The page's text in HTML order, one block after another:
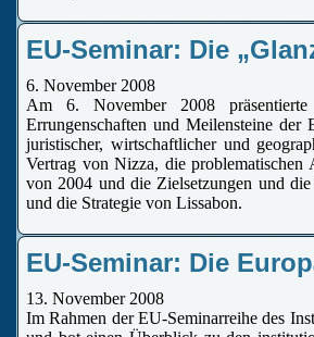
EU-Seminar: Die
6. November 2008
Am 6. November 2008
Errungenschaften und Meilensteine
juristischer, wirtschaftlicher und
Vertrag von Nizza, die problematischen
von 2004 und die Zielsetzungen und
und die Strategie von Lissabon.
EU-Seminar: Die
13. November 2008
Im Rahmen der EU-Seminarreihe des